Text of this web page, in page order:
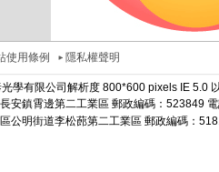
使用條例 隱私權聲明
學有限公司解析度 800*600 pixels IE 5.0
安鎮霄邊第二工業區 郵政編碼：523849
公明街道李松蓢第二工業區 郵政編碼：